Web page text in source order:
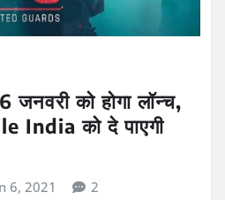
को होगा लॉन्च,
India को दे पाएगी
6, 2021 2